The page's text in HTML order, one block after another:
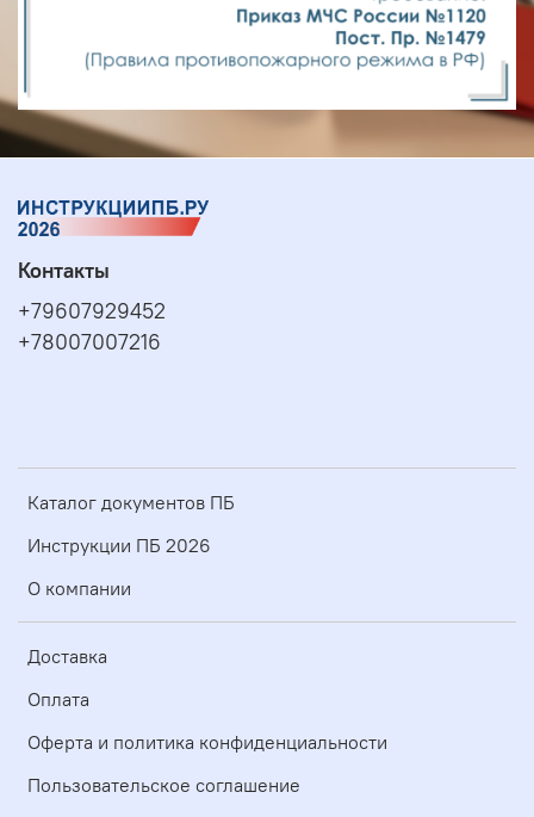
Каталог документов ПБ
Инструкции ПБ 2026
О компании
Доставка
Оплата
Оферта и политика конфиденциальности
Пользовательское соглашение
Контакты
+79607929452
+78007007216